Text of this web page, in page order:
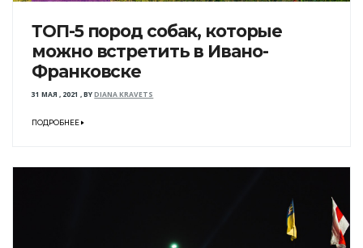
ТОП-5 пород собак, которые
можно встретить в Ивано-
Франковске
31 МАЯ , 2021 ,BYDIANA KRAVETS
ПОДРОБНЕЕ